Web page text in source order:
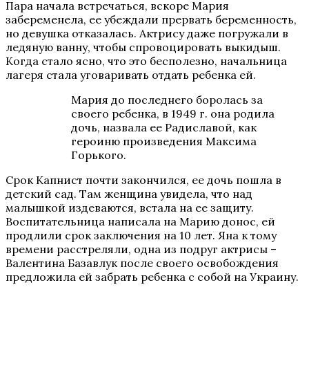
Пара начала встречаться, вскоре Мария
забеременела, ее убеждали прервать беременность,
но девушка отказалась. Актрису даже погружали в
ледяную ванну, чтобы спровоцировать выкидыш.
Когда стало ясно, что это бесполезно, начальница
лагеря стала уговаривать отдать ребенка ей.
Мария до последнего боролась за
своего ребенка, в 1949 г. она родила
дочь, назвала ее Радиславой, как
героиню произведения Максима
Горького.
Срок Капнист почти закончился, ее дочь пошла в
детский сад. Там женщина увидела, что над
малышкой издеваются, встала на ее защиту.
Воспитательница написала на Марию донос, ей
продлили срок заключения на 10 лет. Яна к тому
времени расстреляли, одна из подруг актрисы –
Валентина Базавлук после своего освобождения
предложила ей забрать ребенка с собой на Украину.